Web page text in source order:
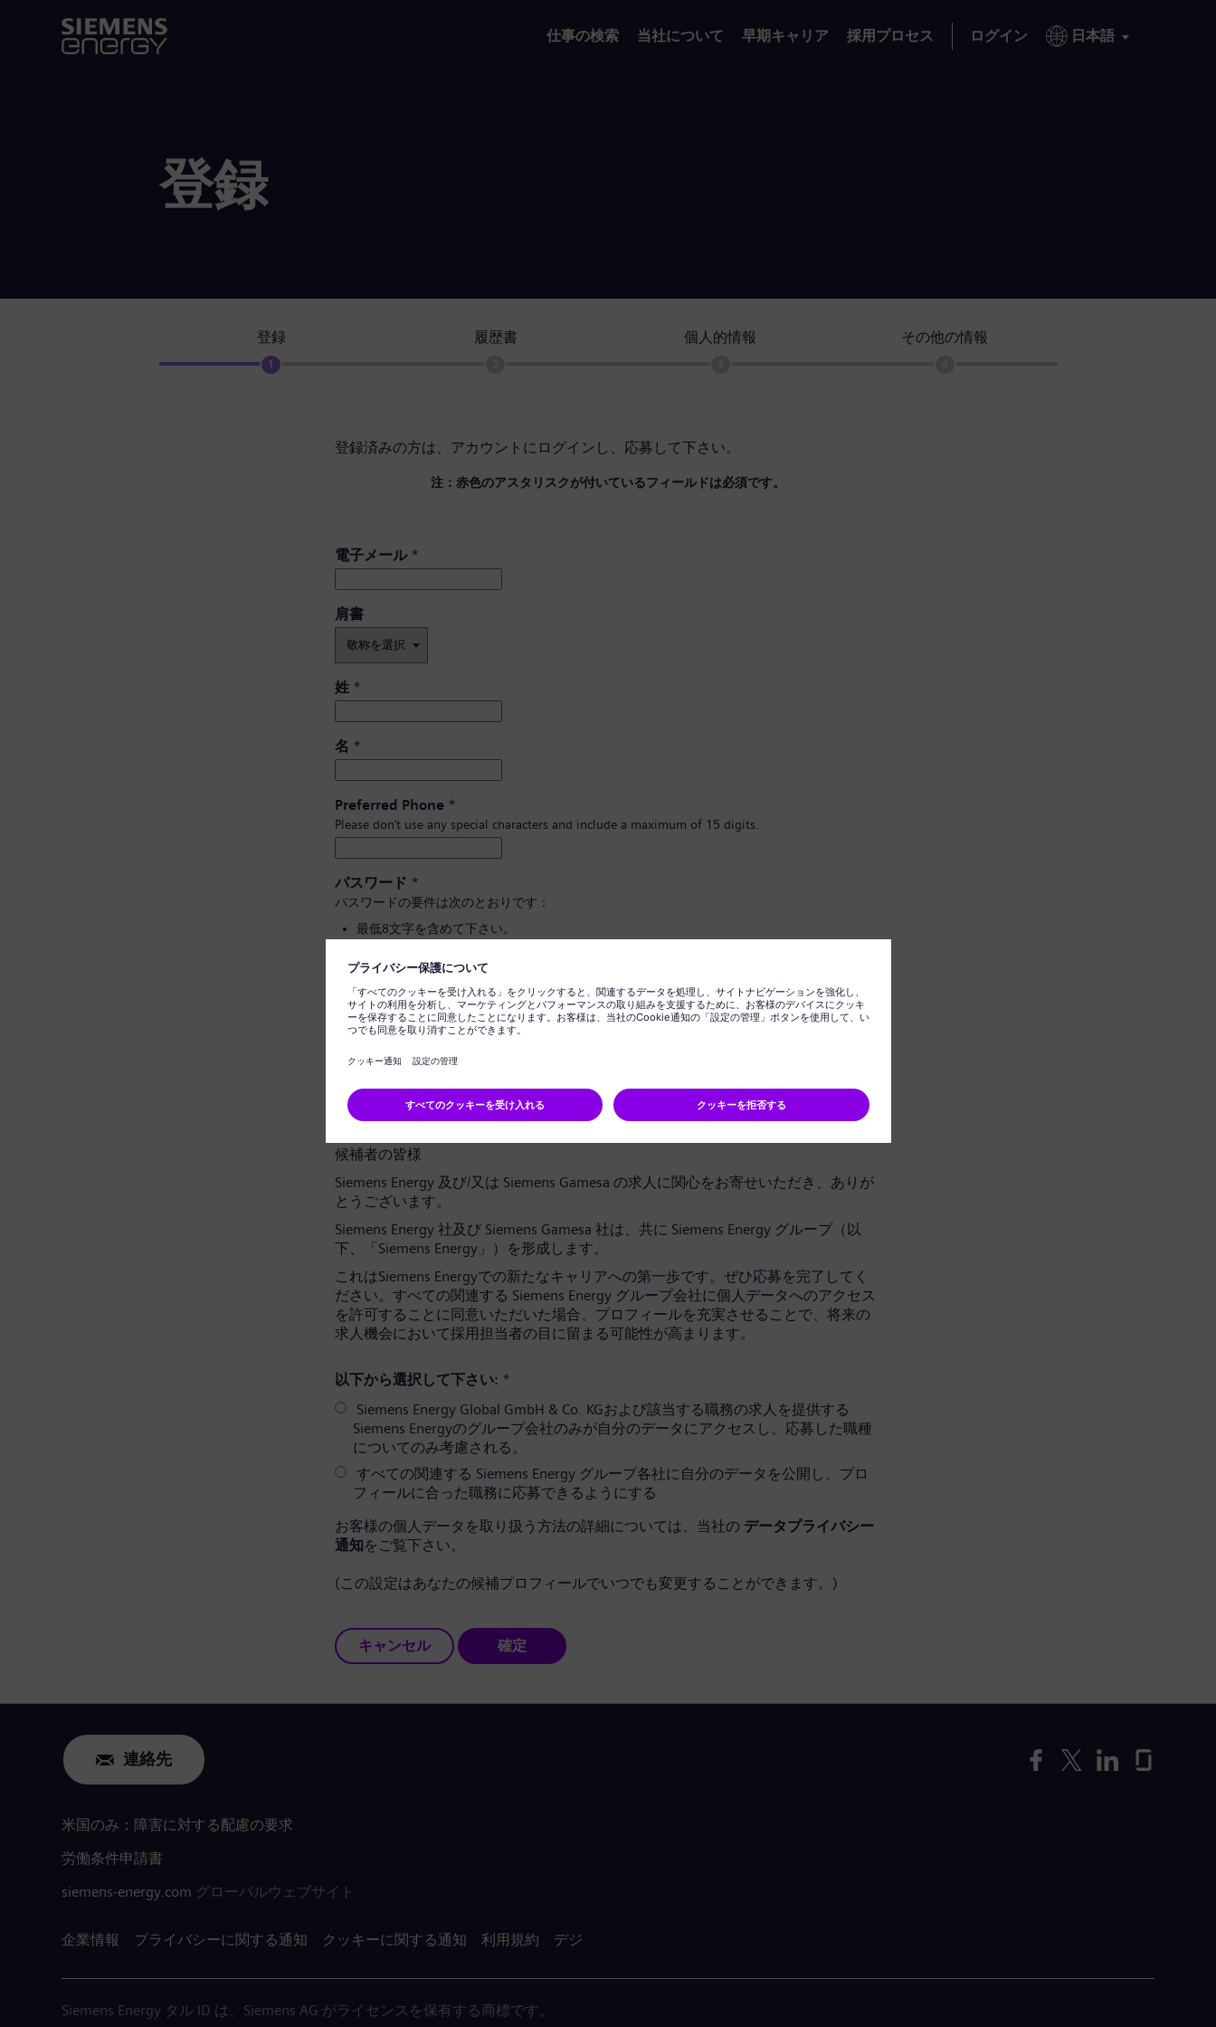
仕事の検索 当社について 早期キャリア 採用プロセス ログイン 日本語
登録
登録
1
履歴書 個人的情報 その他の情報
登録済みの方は、 アカウントにログイン し、応募して下さい。
注：赤色のアスタリスクが付いているフィールドは必須です。
電子メール*
肩書 ​
姓 *
名 *
Preferred Phone *
Please don’t use any special characters and include a maximum of 15 digits.
パスワード *
パスワードの要件は次のとおりです：
最低8文字を含めて下さい。
個人情報を含めないで下さい。
一般的に使用される言葉を含めないで下さい。
パスワードの確定*
データプライバシー通知
候補者の皆様
Siemens Energy 及び/又は Siemens Gamesa の求人に関心をお寄せいただき、ありが
とうございます。
Siemens Energy 社及び Siemens Gamesa 社は、共に Siemens Energy グループ（以
下、「Siemens Energy」）を形成します。
これはSiemens Energyでの新たなキャリアへの第一歩です。ぜひ応募を完了してく
ださい。すべての関連する Siemens Energy グループ会社に個人データへのアクセス
を許可することに同意いただいた場合、プロフィールを充実させることで、将来の
求人機会において採用担当者の目に留まる可能性が高まります。
以下から選択して下さい: *
Siemens Energy Global GmbH & Co. KGおよび該当する職務の求人を提供する
Siemens Energyのグループ会社のみが自分のデータにアクセスし、応募した職種
についてのみ考慮される。
すべての関連する Siemens Energy グループ各社に自分のデータを公開し、プロ
フィールに合った職務に応募できるようにする
お客様の個人データを取り扱う方法の詳細については、当社の データプライバシー
通知をご覧下さい。
(この設定はあなたの候補プロフィールでいつでも変更することができます。)
キャンセル 確定
連絡先
米国のみ：障害に対する配慮の要求
労働条件申請書
siemens-energy.com グローバルウェブサイト
企業情報 プライバシーに関する通知 クッキーに関する通知 利用規約 デジ
Siemens Energy タル ID は、Siemens AG がライセンスを保有する商標です。